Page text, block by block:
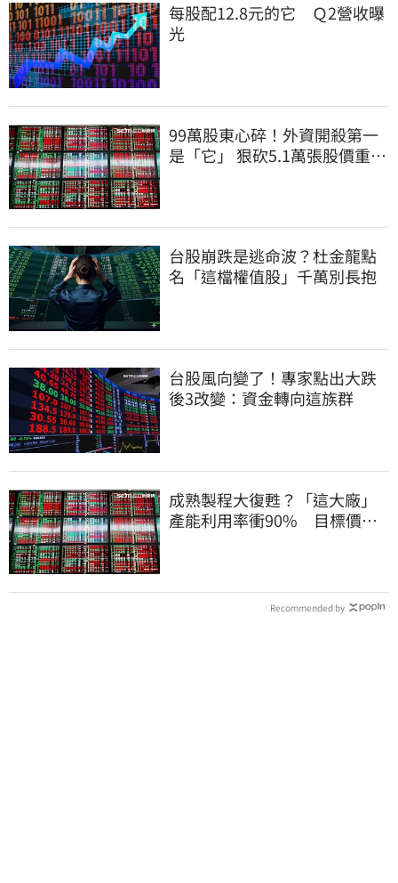
每股配12.8元的它 Ｑ2營收曝
光
99萬股東心碎！外資開殺第一
是「它」 狠砍5.1萬張股價重挫
台股崩跌是逃命波？杜金龍點
名「這檔權值股」千萬別長抱
台股風向變了！專家點出大跌
後3改變：資金轉向這族群
成熟製程大復甦？「這大廠」
產能利用率衝90% 目標價上
Recommended by